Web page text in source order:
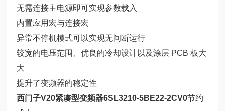
无需连接主电源即可实现参数载入
内置应用宏与连接宏
异常不停机模式可以实现无间断运行
较宽的电压范围、优良的冷却设计以及涂层 PCB 板大
大
提升了变频器的稳定性
西门子V20紧凑型变频器6SL3210-5BE22-2CV0节约